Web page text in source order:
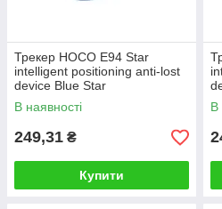
Трекер HOCO E94 Star
intelligent positioning anti-lost
device Blue Star
В наявності
249,31 ₴
Купити
В